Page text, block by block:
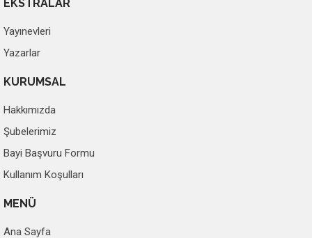
EKSTRALAR
Yayınevleri
Yazarlar
KURUMSAL
Hakkımızda
Şubelerimiz
Bayi Başvuru Formu
Kullanım Koşulları
MENÜ
Ana Sayfa